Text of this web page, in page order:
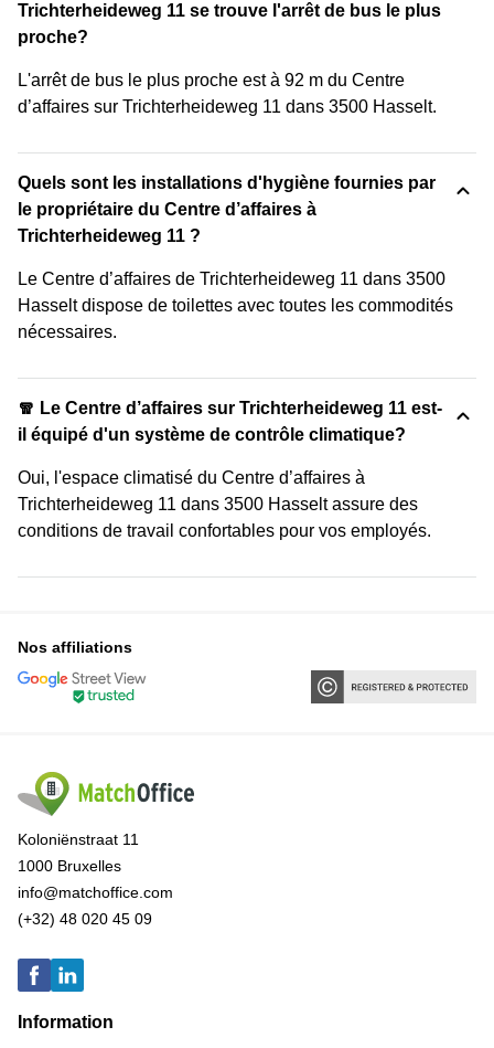
Trichterheideweg 11 se trouve l'arrêt de bus le plus
proche?
L'arrêt de bus le plus proche est à 92 m du Centre
d’affaires sur Trichterheideweg 11 dans 3500 Hasselt.
Quels sont les installations d'hygiène fournies par
le propriétaire du Centre d’affaires à
Trichterheideweg 11 ?
Le Centre d’affaires de Trichterheideweg 11 dans 3500
Hasselt dispose de toilettes avec toutes les commodités
nécessaires.
🧣 Le Centre d’affaires sur Trichterheideweg 11 est-
il équipé d'un système de contrôle climatique?
Oui, l'espace climatisé du Centre d’affaires à
Trichterheideweg 11 dans 3500 Hasselt assure des
conditions de travail confortables pour vos employés.
Nos affiliations
Koloniënstraat 11
1000 Bruxelles
info@matchoffice.com
(+32) 48 020 45 09
Information